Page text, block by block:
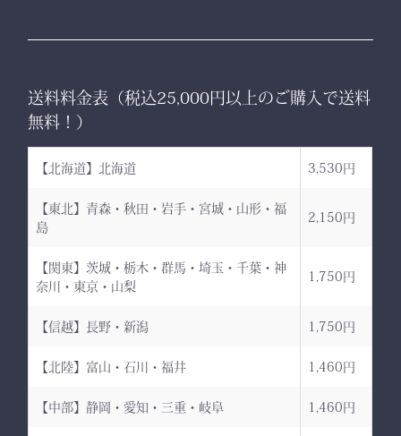
送料料金表（税込25,000円以上のご購入で送料
無料！）
【北海道】北海道 3,530円
【東北】青森・秋田・岩手・宮城・山形・福
島
2,150円
【関東】茨城・栃木・群馬・埼玉・千葉・神
奈川・東京・山梨
1,750円
【信越】長野・新潟 1,750円
【北陸】富山・石川・福井 1,460円
【中部】静岡・愛知・三重・岐阜 1,460円